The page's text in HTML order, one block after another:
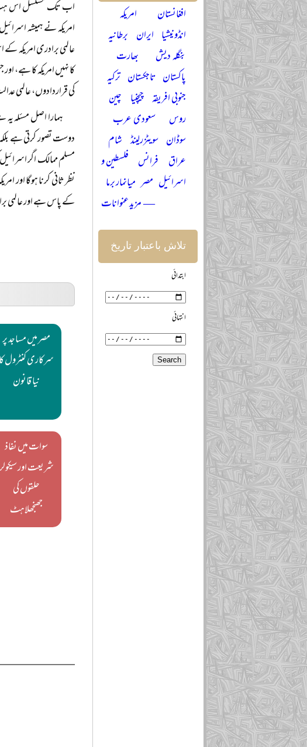
اب تک مسلسل اس ہٹ
امریکہ نے ہمیشہ
عالمی برادری امریکہ
کا نہیں امریکہ کا ہے،
کی قراردادوں، عالمی
ہمارا اصل مسئلہ
دوست تصور کرتی ہے
مسلم ممالک اگر
نظر ثانی کرنا ہوگا
کے پاس ہے اور عالمی
مصر میں مساجد پر
سرکاری کنٹرول کا
نیا قانون
سوات میں نفاذ
شریعت اور
حلقوں کی
جھنجھلاہٹ
افغانستان
امریکہ
انڈونیشیا ایران برطانیہ
بنگلہ دیش
بھارت
پاکستان تاجکستان ترکیہ
جنوبی افریقہ چیچنیا چین
روس
سعودی عرب
سوڈان سویٹزرلینڈ شام
عراق فرانس فلسطین و
اسرائیل مصر میانمار برما
— مزید عنوانات
تلاش باعتبار تاریخ
ابتدائی
انتہائی